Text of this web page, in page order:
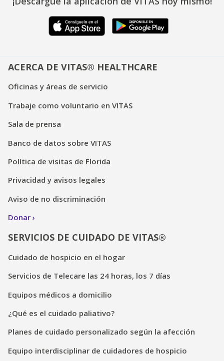
ACERCA DE VITAS® HEALTHCARE
Oficinas y áreas de servicio
Trabaje como voluntario en VITAS
Sala de prensa
Banco de datos sobre VITAS
Política de visitas de Florida
Privacidad y avisos legales
Aviso de no discriminación
Donar
SERVICIOS DE CUIDADO DE VITAS®
Cuidado de hospicio en el hogar
Servicios de Telecare las 24 horas, los 7 días
Equipos médicos a domicilio
¿Qué es el cuidado paliativo?
Planes de cuidado personalizado según la afección
Equipo interdisciplinar de cuidadores de hospicio